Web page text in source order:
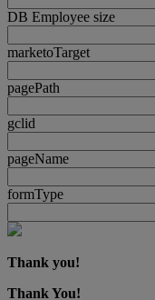
DB Employee size
marketoTarget
pagePath
gclid
pageName
formType
Thank you!
Thank You!